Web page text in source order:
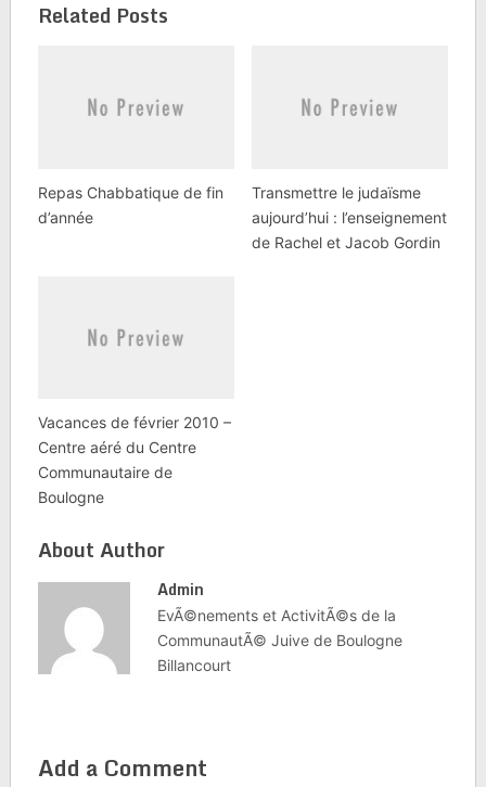
Related Posts
Repas Chabbatique de fin
d’année
Transmettre le judaïsme
aujourd’hui : l’enseignement
de Rachel et Jacob Gordin
Vacances de février 2010 –
Centre aéré du Centre
Communautaire de
Boulogne
About Author
Admin
EvÃ©nements et ActivitÃ©s de la
CommunautÃ© Juive de Boulogne
Billancourt
Add a Comment